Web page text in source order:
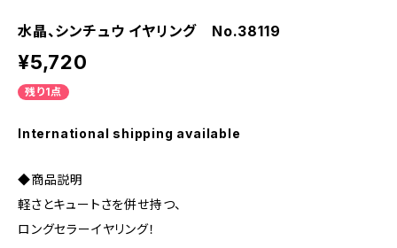
水晶、シンチュウ イヤリング No.38119
¥5,720
残り1点
International shipping available
◆商品説明
軽さとキュートさを併せ持つ、
ロングセラーイヤリング！